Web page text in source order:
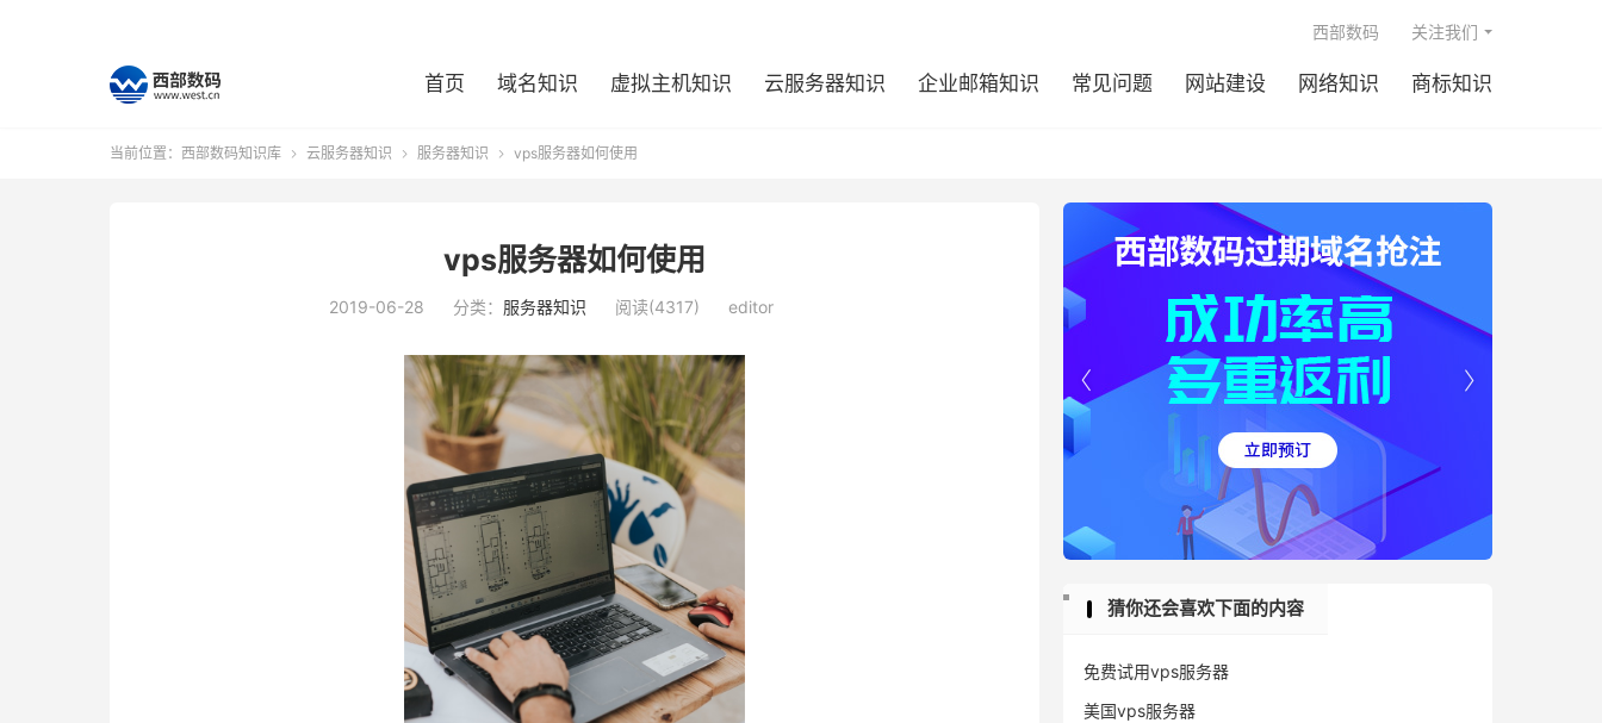
首页 域名知识 虚拟主机知识 云服务器知识 企业邮箱知识 常见问题 网站建设 网络知识 商标知识
西部数码 关注我们
当前位置： 西部数码知识库  云服务器知识  服务器知识  vps服务器如何使用
vps服务器如何使用
2019-06-28 分类： 服务器知识 阅读(4317) editor


猜你还会喜欢下面的内容
免费试用vps服务器
美国vps服务器